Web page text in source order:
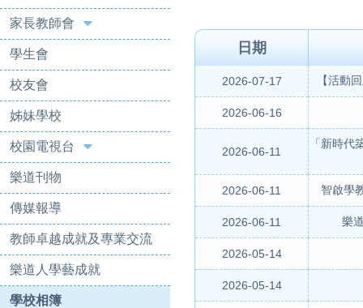
家長教師會
學生會
校友會
姊妹學校
校園電視台
樂道刊物
傳媒報導
教師卓越成就及專業交流
樂道人學藝成就
學校相簿
日期
2026-07-17 【活動
2026-06-16
2026-06-11
「新時
2026-06-11 智啟學
2026-06-11 樂
2026-05-14
2026-05-14